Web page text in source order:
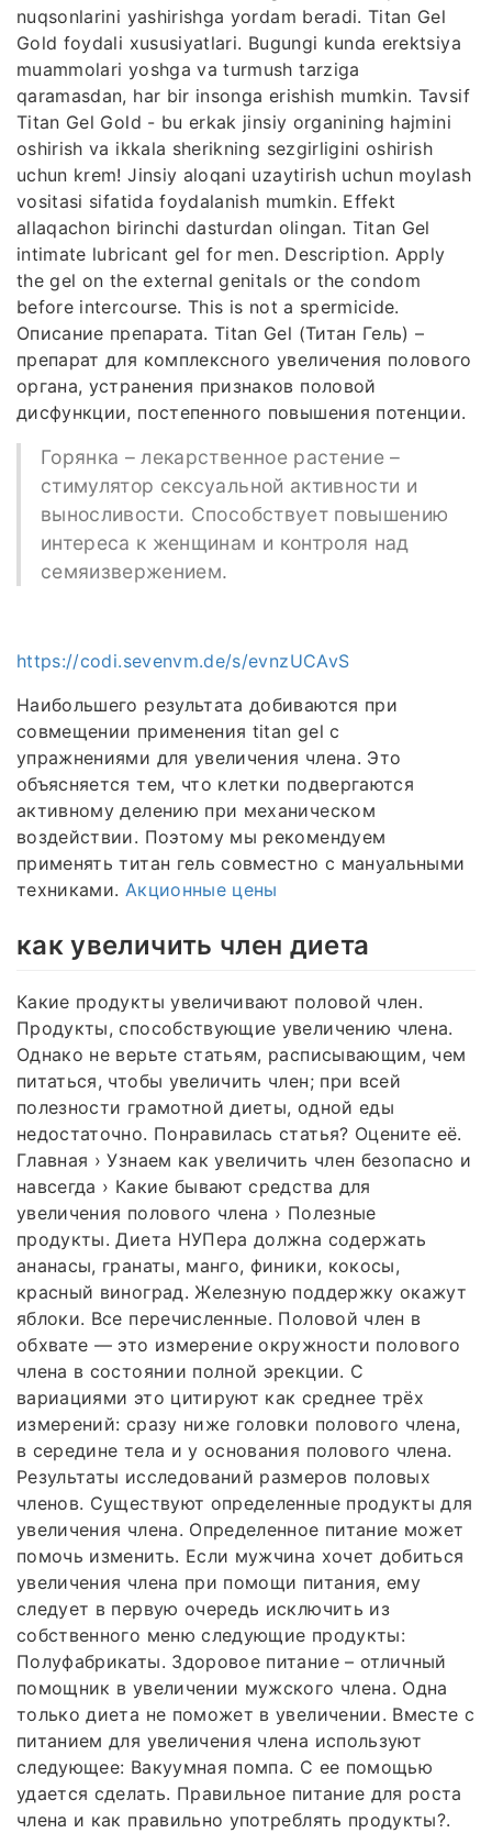
nuqsonlarini yashirishga yordam beradi. Titan Gel
Gold foydali xususiyatlari. Bugungi kunda erektsiya
muammolari yoshga va turmush tarziga
qaramasdan, har bir insonga erishish mumkin. Tavsif
Titan Gel Gold - bu erkak jinsiy organining hajmini
oshirish va ikkala sherikning sezgirligini oshirish
uchun krem! Jinsiy aloqani uzaytirish uchun moylash
vositasi sifatida foydalanish mumkin. Effekt
allaqachon birinchi dasturdan olingan. Titan Gel
intimate lubricant gel for men. Description. Apply
the gel on the external genitals or the condom
before intercourse. This is not a spermicide.
Описание препарата. Titan Gel (Титан Гель) –
препарат для комплексного увеличения полового
органа, устранения признаков половой
дисфункции, постепенного повышения потенции.
Горянка – лекарственное растение –
стимулятор сексуальной активности и
выносливости. Способствует повышению
интереса к женщинам и контроля над
семяизвержением.
https://codi.sevenvm.de/s/evnzUCAvS
Наибольшего результата добиваются при
совмещении применения titan gel с
упражнениями для увеличения члена. Это
объясняется тем, что клетки подвергаются
активному делению при механическом
воздействии. Поэтому мы рекомендуем
применять титан гель совместно с мануальными
техниками. Акционные цены
как увеличить член диета
Какие продукты увеличивают половой член.
Продукты, способствующие увеличению члена.
Однако не верьте статьям, расписывающим, чем
питаться, чтобы увеличить член; при всей
полезности грамотной диеты, одной еды
недостаточно. Понравилась статья? Оцените её.
Главная › Узнаем как увеличить член безопасно и
навсегда › Какие бывают средства для
увеличения полового члена › Полезные
продукты. Диета НУПера должна содержать
ананасы, гранаты, манго, финики, кокосы,
красный виноград. Железную поддержку окажут
яблоки. Все перечисленные. Половой член в
обхвате — это измерение окружности полового
члена в состоянии полной эрекции. С
вариациями это цитируют как среднее трёх
измерений: сразу ниже головки полового члена,
в середине тела и у основания полового члена.
Результаты исследований размеров половых
членов. Существуют определенные продукты для
увеличения члена. Определенное питание может
помочь изменить. Если мужчина хочет добиться
увеличения члена при помощи питания, ему
следует в первую очередь исключить из
собственного меню следующие продукты:
Полуфабрикаты. Здоровое питание – отличный
помощник в увеличении мужского члена. Одна
только диета не поможет в увеличении. Вместе с
питанием для увеличения члена используют
следующее: Вакуумная помпа. С ее помощью
удается сделать. Правильное питание для роста
члена и как правильно употреблять продукты?.